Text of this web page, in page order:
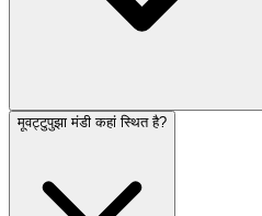
मूवट्टुपुझा मंडी कहां स्थित है?